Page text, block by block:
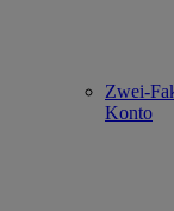
Zwei-
Konto